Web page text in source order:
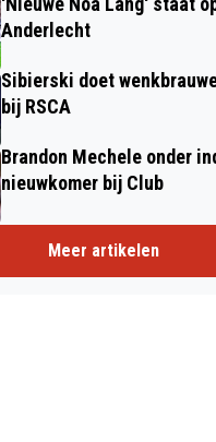
Anderlecht
Sibierski doet
bij RSCA
Brandon Mechele onder
nieuwkomer bij Club
Meer artikelen